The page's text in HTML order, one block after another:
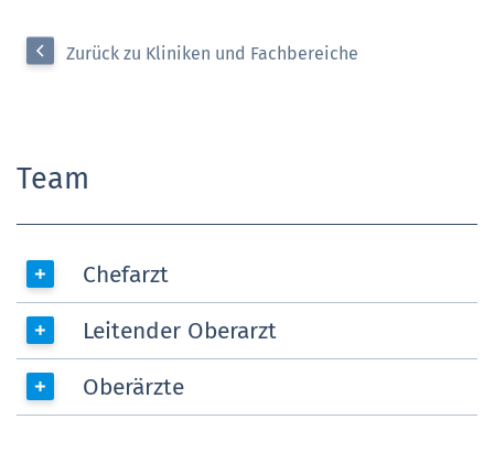
Zurück zu Kliniken und Fachbereiche
Team
Chefarzt
Leitender Oberarzt
Oberärzte